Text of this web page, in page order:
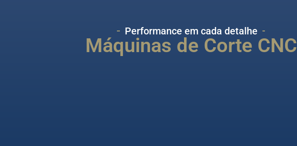
Performance em cada detalhe
Máquinas de Corte CNC